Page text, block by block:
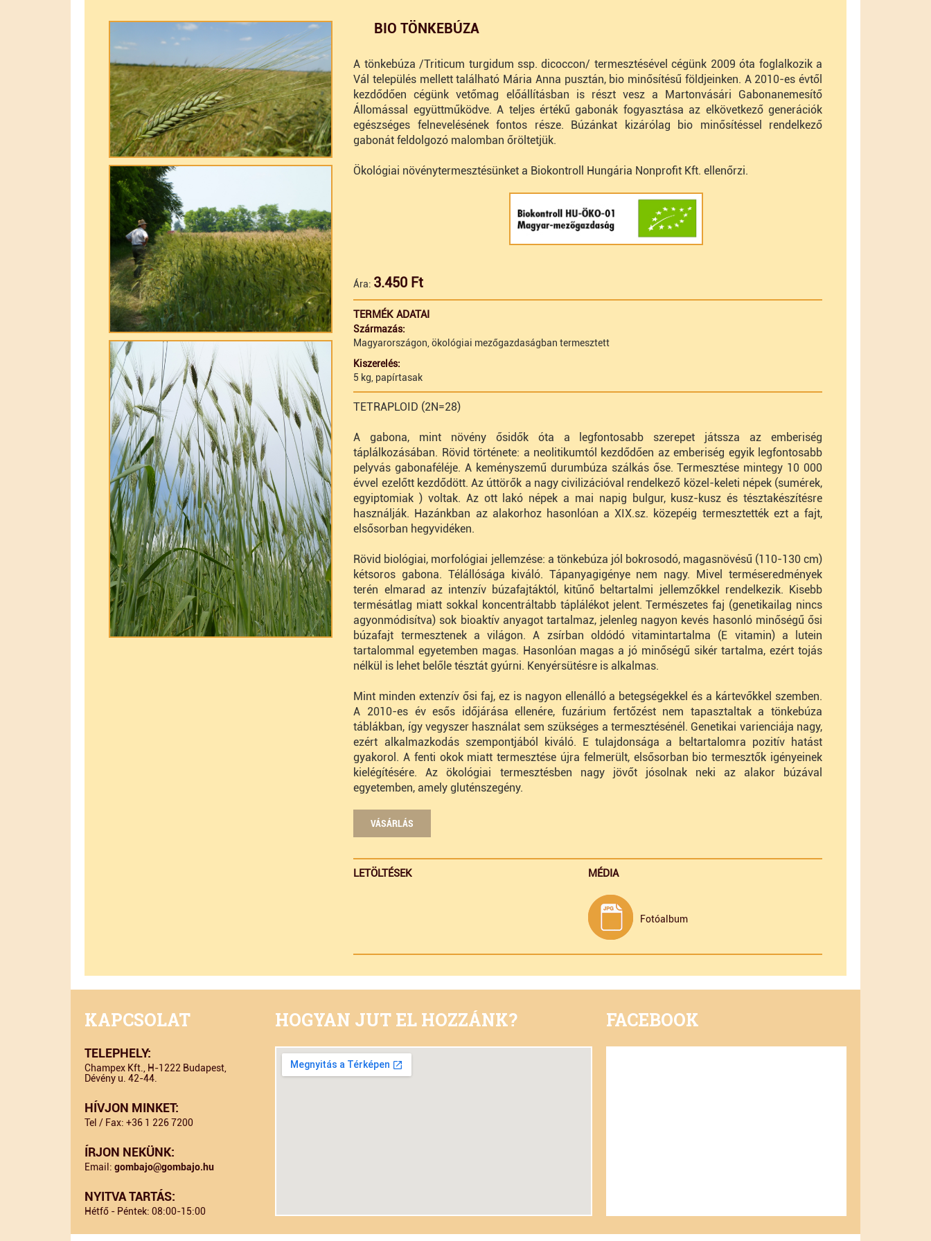
BIO TÖNKEBÚZA
A tönkebúza /Triticum turgidum ssp. dicoccon/ termesztésével cégünk 2009 óta foglalkozik a
Vál település mellett található Mária Anna pusztán, bio minősítésű földjeinken. A 2010-es évtől
kezdődően cégünk vetőmag előállításban is részt vesz a Martonvásári Gabonanemesítő
Állomással együttműködve. A teljes értékű gabonák fogyasztása az elkövetkező generációk
egészséges felnevelésének fontos része. Búzánkat kizárólag bio minősítéssel rendelkező
gabonát feldolgozó malomban őröltetjük.
Ökológiai növénytermesztésünket a Biokontroll Hungária Nonprofit Kft. ellenőrzi.
Ára: 3.450 Ft
TERMÉK ADATAI
Származás:
Magyarországon, ökológiai mezőgazdaságban termesztett
Kiszerelés:
5 kg, papírtasak
TETRAPLOID (2N=28)
A gabona, mint növény ősidők óta a legfontosabb szerepet játssza az emberiség
táplálkozásában. Rövid története: a neolitikumtól kezdődően az emberiség egyik legfontosabb
pelyvás gabonaféléje. A keményszemű durumbúza szálkás őse. Termesztése mintegy 10 000
évvel ezelőtt kezdődött. Az úttörők a nagy civilizációval rendelkező közel-keleti népek (sumérek,
egyiptomiak ) voltak. Az ott lakó népek a mai napig bulgur, kusz-kusz és tésztakészítésre
használják. Hazánkban az alakorhoz hasonlóan a XIX.sz. közepéig termesztették ezt a fajt,
elsősorban hegyvidéken.
Rövid biológiai, morfológiai jellemzése: a tönkebúza jól bokrosodó, magasnövésű (110-130 cm)
kétsoros gabona. Télállósága kiváló. Tápanyagigénye nem nagy. Mivel terméseredmények
terén elmarad az intenzív búzafajtáktól, kitűnő beltartalmi jellemzőkkel rendelkezik. Kisebb
termésátlag miatt sokkal koncentráltabb táplálékot jelent. Természetes faj (genetikailag nincs
agyonmódisítva) sok bioaktív anyagot tartalmaz, jelenleg nagyon kevés hasonló minőségű ősi
búzafajt termesztenek a világon. A zsírban oldódó vitamintartalma (E vitamin) a lutein
tartalommal egyetemben magas. Hasonlóan magas a jó minőségű sikér tartalma, ezért tojás
nélkül is lehet belőle tésztát gyúrni. Kenyérsütésre is alkalmas.
Mint minden extenzív ősi faj, ez is nagyon ellenálló a betegségekkel és a kártevőkkel szemben.
A 2010-es év esős időjárása ellenére, fuzárium fertőzést nem tapasztaltak a tönkebúza
táblákban, így vegyszer használat sem szükséges a termesztésénél. Genetikai varienciája nagy,
ezért alkalmazkodás szempontjából kiváló. E tulajdonsága a beltartalomra pozitív hatást
gyakorol. A fenti okok miatt termesztése újra felmerült, elsősorban bio termesztők igényeinek
kielégítésére. Az ökológiai termesztésben nagy jövőt jósolnak neki az alakor búzával
egyetemben, amely gluténszegény.
VÁSÁRLÁS
LETÖLTÉSEK MÉDIA
Fotóalbum
KAPCSOLAT
TELEPHELY:
Champex Kft., H-1222 Budapest,
Dévény u. 42-44.
HÍVJON MINKET:
Tel / Fax: +36 1 226 7200
ÍRJON NEKÜNK:
Email: gombajo@gombajo.hu
NYITVA TARTÁS:
Hétfő - Péntek: 08:00-15:00
HOGYAN JUT EL HOZZÁNK? FACEBOOK